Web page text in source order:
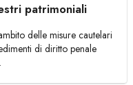
patrimoniali
delle misure cautelari
di diritto penale